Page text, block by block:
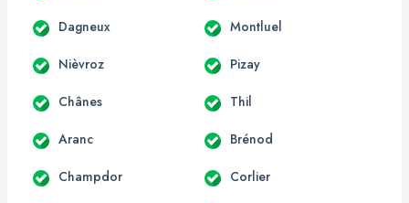
Dagneux Montluel
Nièvroz Pizay
Chânes Thil
Aranc Brénod
Champdor Corlier